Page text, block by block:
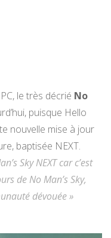
le très décrié No
puisque Hello
nouvelle mise à jour
baptisée NEXT.
Sky NEXT car c’est
de No Man’s Sky,
dévouée »